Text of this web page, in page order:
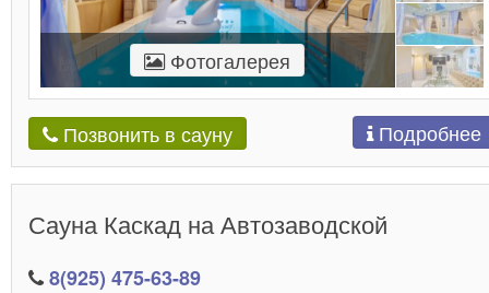
Фотогалерея
Позвонить в сауну Подробнее
Сауна Каскад на Автозаводской
8(925) 475-63-89